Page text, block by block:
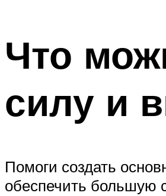
Что
силу и
Помоги создать
обеспечить большую